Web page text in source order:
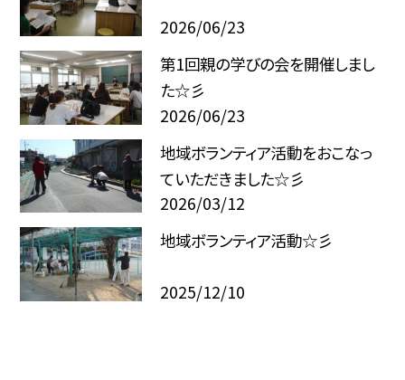
2026/06/23
第1回親の学びの会を開催しまし
た☆彡
2026/06/23
地域ボランティア活動をおこなっ
ていただきました☆彡
2026/03/12
地域ボランティア活動☆彡
2025/12/10